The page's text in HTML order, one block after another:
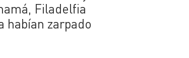
Filadelfia
habían zarpado